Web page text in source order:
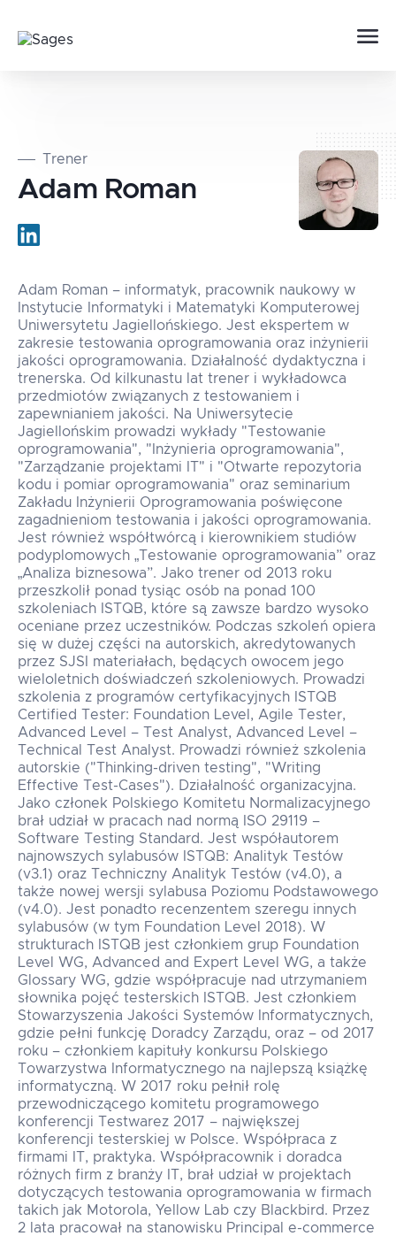
Trener
Adam Roman
Adam Roman – informatyk, pracownik naukowy w
Instytucie Informatyki i Matematyki Komputerowej
Uniwersytetu Jagiellońskiego. Jest ekspertem w
zakresie testowania oprogramowania oraz inżynierii
jakości oprogramowania. Działalność dydaktyczna i
trenerska. Od kilkunastu lat trener i wykładowca
przedmiotów związanych z testowaniem i
zapewnianiem jakości. Na Uniwersytecie
Jagiellońskim prowadzi wykłady "Testowanie
oprogramowania", "Inżynieria oprogramowania",
"Zarządzanie projektami IT" i "Otwarte repozytoria
kodu i pomiar oprogramowania" oraz seminarium
Zakładu Inżynierii Oprogramowania poświęcone
zagadnieniom testowania i jakości oprogramowania.
Jest również współtwórcą i kierownikiem studiów
podyplomowych „Testowanie oprogramowania” oraz
„Analiza biznesowa”. Jako trener od 2013 roku
przeszkolił ponad tysiąc osób na ponad 100
szkoleniach ISTQB, które są zawsze bardzo wysoko
oceniane przez uczestników. Podczas szkoleń opiera
się w dużej części na autorskich, akredytowanych
przez SJSI materiałach, będących owocem jego
wieloletnich doświadczeń szkoleniowych. Prowadzi
szkolenia z programów certyfikacyjnych ISTQB
Certified Tester: Foundation Level, Agile Tester,
Advanced Level – Test Analyst, Advanced Level –
Technical Test Analyst. Prowadzi również szkolenia
autorskie ("Thinking-driven testing", "Writing
Effective Test-Cases"). Działalność organizacyjna.
Jako członek Polskiego Komitetu Normalizacyjnego
brał udział w pracach nad normą ISO 29119 –
Software Testing Standard. Jest współautorem
najnowszych sylabusów ISTQB: Analityk Testów
(v3.1) oraz Techniczny Analityk Testów (v4.0), a
także nowej wersji sylabusa Poziomu Podstawowego
(v4.0). Jest ponadto recenzentem szeregu innych
sylabusów (w tym Foundation Level 2018). W
strukturach ISTQB jest członkiem grup Foundation
Level WG, Advanced and Expert Level WG, a także
Glossary WG, gdzie współpracuje nad utrzymaniem
słownika pojęć testerskich ISTQB. Jest członkiem
Stowarzyszenia Jakości Systemów Informatycznych,
gdzie pełni funkcję Doradcy Zarządu, oraz – od 2017
roku – członkiem kapituły konkursu Polskiego
Towarzystwa Informatycznego na najlepszą książkę
informatyczną. W 2017 roku pełnił rolę
przewodniczącego komitetu programowego
konferencji Testwarez 2017 – największej
konferencji testerskiej w Polsce. Współpraca z
firmami IT, praktyka. Współpracownik i doradca
różnych firm z branży IT, brał udział w projektach
dotyczących testowania oprogramowania w firmach
takich jak Motorola, Yellow Lab czy Blackbird. Przez
2 lata pracował na stanowisku Principal e-commerce